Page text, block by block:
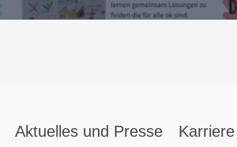
Aktuelles und Presse Karriere